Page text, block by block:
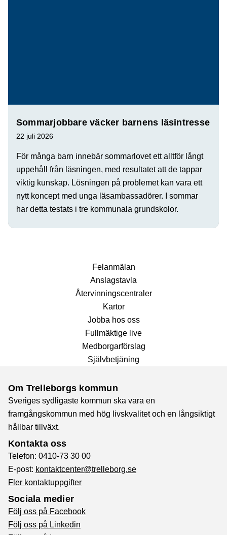
Sommarjobbare väcker barnens läsintresse
22 juli 2026
För många barn innebär sommarlovet ett alltför långt
uppehåll från läsningen, med resultatet att de tappar
viktig kunskap. Lösningen på problemet kan vara ett
nytt koncept med unga läsambassadörer. I sommar
har detta testats i tre kommunala grundskolor.
Fel­anmälan
Anslags­tavla
Återvinnings­centraler
Kartor
Jobba hos oss
Fullmäktige live
Medborgarförslag
Självbetjäning
Om Trelleborgs kommun
Sveriges sydligaste kommun ska vara en
framgångskommun med hög livskvalitet och en långsiktigt
hållbar tillväxt.
Kontakta oss
Telefon: 0410-73 30 00
E-post: kontaktcenter@trelleborg.se
Fler kontaktuppgifter
Sociala medier
Följ oss på Facebook
Följ oss på Linkedin